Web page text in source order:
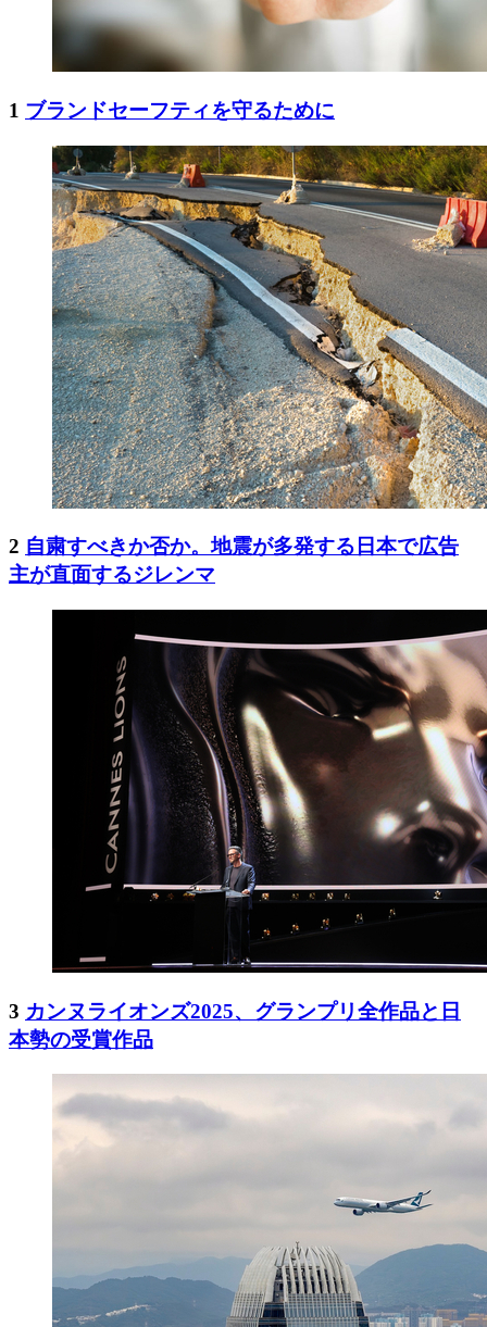
1 ブランドセーフティを守るために
2 自粛すべきか否か。地震が多発する日本で広告
主が直面するジレンマ
3 カンヌライオンズ2025、グランプリ全作品と日
本勢の受賞作品